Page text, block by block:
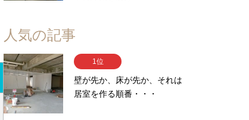
人気の記事
1位
壁が先か、床が先か、それは
居室を作る順番・・・